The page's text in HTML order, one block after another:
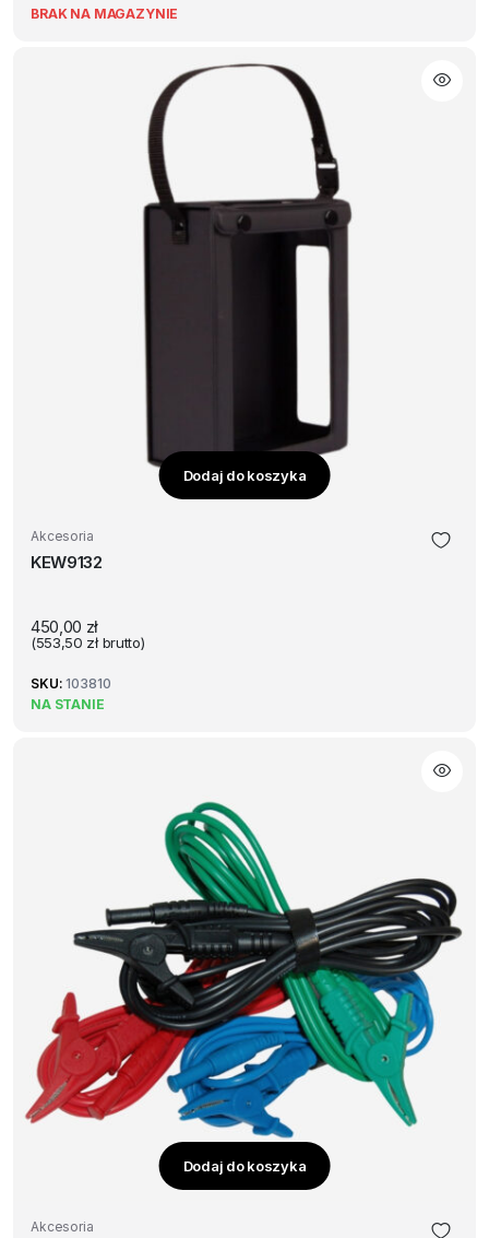
BRAK NA MAGAZYNIE
Dodaj do koszyka
Akcesoria
KEW9132
450,00 zł
(553,50 złbrutto)
SKU: 103810
NA STANIE
Dodaj do koszyka
Akcesoria